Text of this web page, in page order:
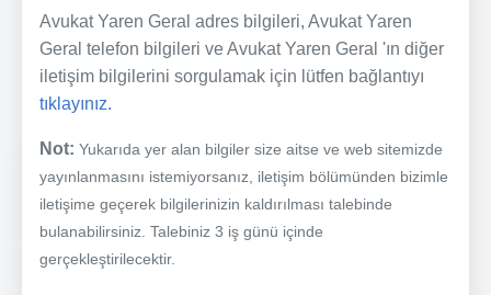
Avukat Yaren Geral adres bilgileri, Avukat Yaren
Geral telefon bilgileri ve Avukat Yaren Geral 'ın diğer
iletişim bilgilerini sorgulamak için lütfen bağlantıyı
tıklayınız.
Not: Yukarıda yer alan bilgiler size aitse ve web sitemizde
yayınlanmasını istemiyorsanız, iletişim bölümünden bizimle
iletişime geçerek bilgilerinizin kaldırılması talebinde
bulanabilirsiniz. Talebiniz 3 iş günü içinde
gerçekleştirilecektir.